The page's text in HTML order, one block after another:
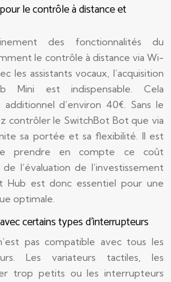
le contrôle à distance et
des fonctionnalités du
le contrôle à distance via Wi-
les assistants vocaux, l’acquisition
Mini est indispensable. Cela
d’environ 40€. Sans le
contrôler le SwitchBot Bot que via
sa portée et sa flexibilité. Il est
prendre en compte ce coût
l’évaluation de l’investissement
Hub est donc essentiel pour une
optimale.
certains types d’interrupteurs
pas compatible avec tous les
Les variateurs tactiles, les
trop petits ou les interrupteurs